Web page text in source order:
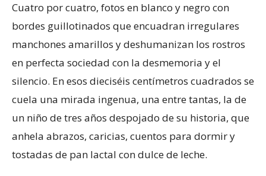
Cuatro por cuatro, fotos en blanco y negro con
bordes guillotinados que encuadran irregulares
manchones amarillos y deshumanizan los rostros
en perfecta sociedad con la desmemoria y el
silencio. En esos dieciséis centímetros cuadrados se
cuela una mirada ingenua, una entre tantas, la de
un niño de tres años despojado de su historia, que
anhela abrazos, caricias, cuentos para dormir y
tostadas de pan lactal con dulce de leche.